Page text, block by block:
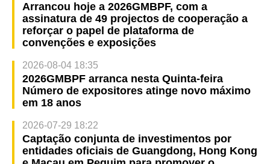
Arrancou hoje a 2026GMBPF, com a
assinatura de 49 projectos de cooperação a
reforçar o papel de plataforma de
convenções e exposições
2026-08-04 18:35
2026GMBPF arranca nesta Quinta-feira
Número de expositores atinge novo máximo
em 18 anos
2026-07-29 18:22
Captação conjunta de investimentos por
entidades oficiais de Guangdong, Hong Kong